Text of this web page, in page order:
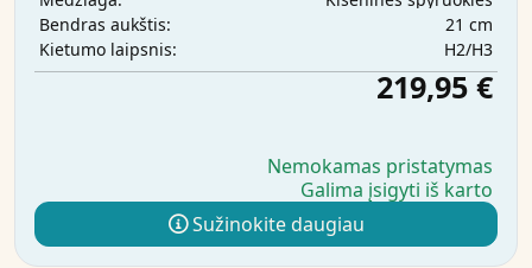
Bendras aukštis:
21 cm
Kietumo laipsnis:
H2/H3
219,95 €
Nemokamas pristatymas
Galima įsigyti iš karto
Sužinokite daugiau